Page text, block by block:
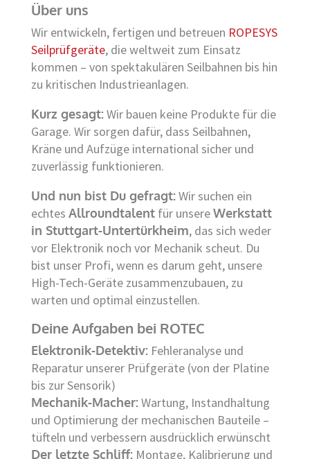
Über uns
Wir entwickeln, fertigen und betreuen ROPESYS
Seilprüfgeräte, die weltweit zum Einsatz
kommen – von spektakulären Seilbahnen bis hin
zu kritischen Industrieanlagen.
Kurz gesagt:Wir bauen keine Produkte für die
Garage. Wir sorgen dafür, dass Seilbahnen,
Kräne und Aufzüge international sicher und
zuverlässig funktionieren.
Und nun bist Du gefragt:Wir suchen ein
echtes Allroundtalentfür unsereWerkstatt
in Stuttgart-Untertürkheim, das sich weder
vor Elektronik noch vor Mechanik scheut. Du
bist unser Profi, wenn es darum geht, unsere
High-Tech-Geräte zusammenzubauen, zu
warten und optimal einzustellen.
Deine Aufgaben bei ROTEC
Elektronik-Detektiv:Fehleranalyse und
Reparatur unserer Prüfgeräte (von der Platine
bis zur Sensorik)
Mechanik-Macher:Wartung, Instandhaltung
und Optimierung der mechanischen Bauteile –
tüfteln und verbessern ausdrücklich erwünscht
Der letzte Schliff:Montage, Kalibrierung und